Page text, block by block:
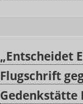
„Entscheidet
Flugschrift
Gedenkstätte